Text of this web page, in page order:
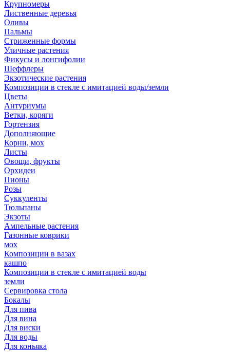
Крупномеры
Лиственные деревья
Оливы
Пальмы
Стриженные формы
Уличные растения
Фикусы и лонгифолии
Шеффлеры
Экзотические растения
Композиции в стекле с имитацией воды/земли
Цветы
Антуриумы
Ветки, коряги
Гортензия
Дополняющие
Корни, мох
Листы
Овощи, фрукты
Орхидеи
Пионы
Розы
Суккуленты
Тюльпаны
Экзоты
Ампельные растения
Газонные коврики
мох
Композиции в вазах
кашпо
Композиции в стекле с имитацией воды
земли
Сервировка стола
Бокалы
Для пива
Для вина
Для виски
Для воды
Для коньяка